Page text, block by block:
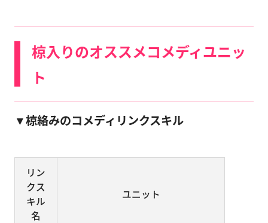
椋入りのオススメコメディユニッ
ト
▼椋絡みのコメディリンクスキル
リン
クス
キル
名
ユニット